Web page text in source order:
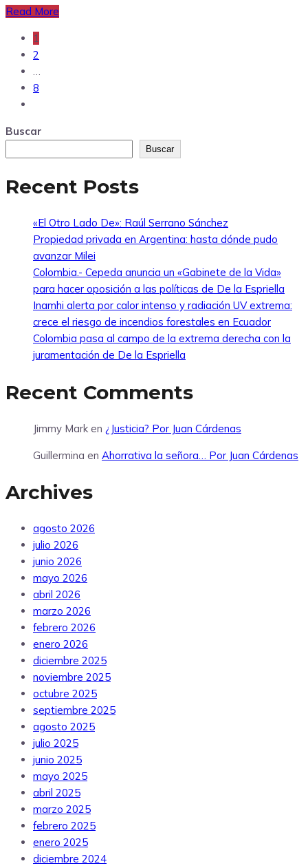
Read More
1
2
…
8
Buscar
Buscar
Recent Posts
«El Otro Lado De»: Raúl Serrano Sánchez
Propiedad privada en Argentina: hasta dónde pudo
avanzar Milei
Colombia.- Cepeda anuncia un «Gabinete de la Vida»
para hacer oposición a las políticas de De la Espriella
Inamhi alerta por calor intenso y radiación UV extrema:
crece el riesgo de incendios forestales en Ecuador
Colombia pasa al campo de la extrema derecha con la
juramentación de De la Espriella
Recent Comments
Jimmy Mark en ¿Justicia? Por Juan Cárdenas
Guillermina en Ahorrativa la señora… Por Juan Cárdenas
Archives
agosto 2026
julio 2026
junio 2026
mayo 2026
abril 2026
marzo 2026
febrero 2026
enero 2026
diciembre 2025
noviembre 2025
octubre 2025
septiembre 2025
agosto 2025
julio 2025
junio 2025
mayo 2025
abril 2025
marzo 2025
febrero 2025
enero 2025
diciembre 2024